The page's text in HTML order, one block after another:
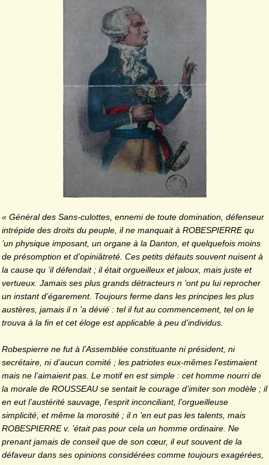
« Général des Sans-culottes, ennemi de toute domination, défenseur
intrépide des droits du peuple, il ne manquait à ROBESPIERRE qu
’un physique imposant, un organe à la Danton, et quelquefois moins
de présomption et d’opiniâ­treté. Ces petits défauts souvent nuisent à
la cause qu ’il défendait ; il était orgueilleux et jaloux, mais juste et
ver­tueux. Jamais ses plus grands détracteurs n ’ont pu lui reprocher
un instant d’égarement. Toujours ferme dans les principes les plus
austères, jamais il n ’a dévié : tel il fut au commencement, tel on le
trouva à la fin et cet éloge est applicable à peu d’individus.
Robespierre ne futà l’Assemblée constituante ni prési­dent, ni
secrétaire, ni d’aucun comité ; les patriotes eux-mêmes l’estimaient
mais ne l’ai­maient pas. Le motif en est sim­ple : cet homme nourri de
la mo­rale de ROUSSEAU se sentait le courage d’imiter son modèle ; il
en eut l’austérité sauvage, l’es­prit inconciliant, l’orgueilleuse
simplicité, et même la morosité ; il n ’en eut pas les talents, mais
ROBESPIERRE v. ’était pas pour cela un homme ordinaire. Ne
prenant jamais de conseil que de son cœur, il eut souvent de la
défaveur dans ses opinions considérées comme toujours exa­gérées,